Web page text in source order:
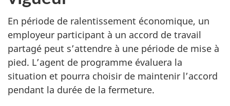
En période de ralentissement économique, un
employeur participant à un accord de travail
partagé peut s’attendre à une période de mise à
pied. L’agent de programme évaluera la
situation et pourra choisir de maintenir l’accord
pendant la durée de la fermeture.